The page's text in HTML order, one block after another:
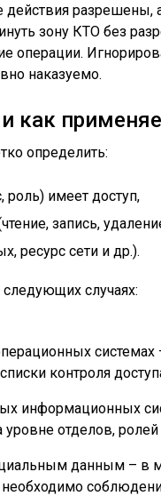
разрешены,
зону КТО без
операции.
наказуемо.
как
определить:
роль) имеет доступ,
запись,
ресурс сети и др.).
случаях:
контроля
информационных
отделов,
данным – в
необходимо